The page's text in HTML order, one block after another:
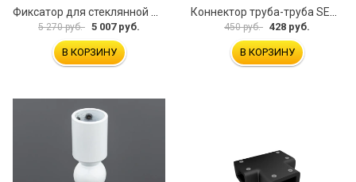
5 270 руб. 5 007 руб.
В КОРЗИНУ
450 руб. 428 руб.
В КОРЗИНУ